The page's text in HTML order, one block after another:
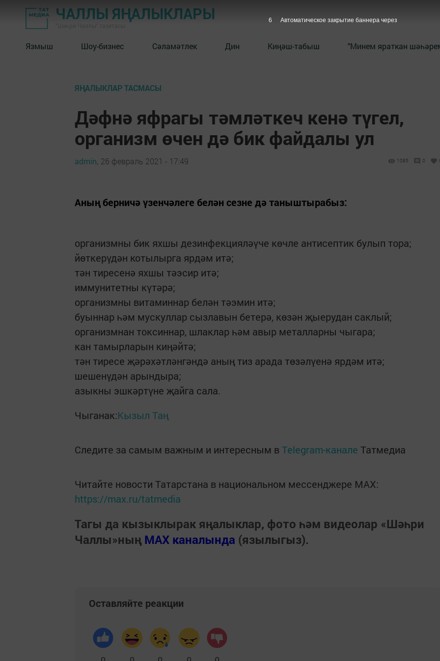
ЧАЛЛЫ ЯҢАЛЫКЛАРЫ
Язмыш Шоу-бизнес Сәламәтлек Дин Киңәш-табыш "Минем яраткан
ЯҢАЛЫКЛАР ТАСМАСЫ
Дәфнә яфрагы тәмләткеч кенә түгел,
организм өчен дә бик файдалы ул
admin, 26 февраль 2021 - 17:49 1085 0
Аның берничә үзенчәлеге белән сезне дә таныштырабыз:
организмны бик яхшы дезинфекцияләүче көчле антисептик булып тора;
йөткерүдән котылырга ярдәм итә;
тән тиресенә яхшы тәэсир итә;
иммунитетны күтәрә;
организмны витаминнар белән тәэмин итә;
буыннар һәм мускуллар сызлавын бетерә, көзән җыерудан саклый;
организмнан токсиннар, шлаклар һәм авыр металларны чыгара;
кан тамырларын киңәйтә;
тән тиресе җәрәхәтләнгәндә аның тиз арада төзәлүенә ярдәм итә;
шешенүдән арындыра;
азыкны эшкәртүне җайга сала.
Чыганак:Кызыл Таң
Следите за самым важным и интересным в Telegram-канале Татмедиа
Читайте новости Татарстана в национальном мессенджере MАХ:
https://max.ru/tatmedia
Тагы да кызыклырак яңалыклар, фото һәм видеолар «Шәһри
Чаллы»ның MAX каналында (язылыгыз).
Оставляйте реакции
5 Автоматическое закрытие баннера через